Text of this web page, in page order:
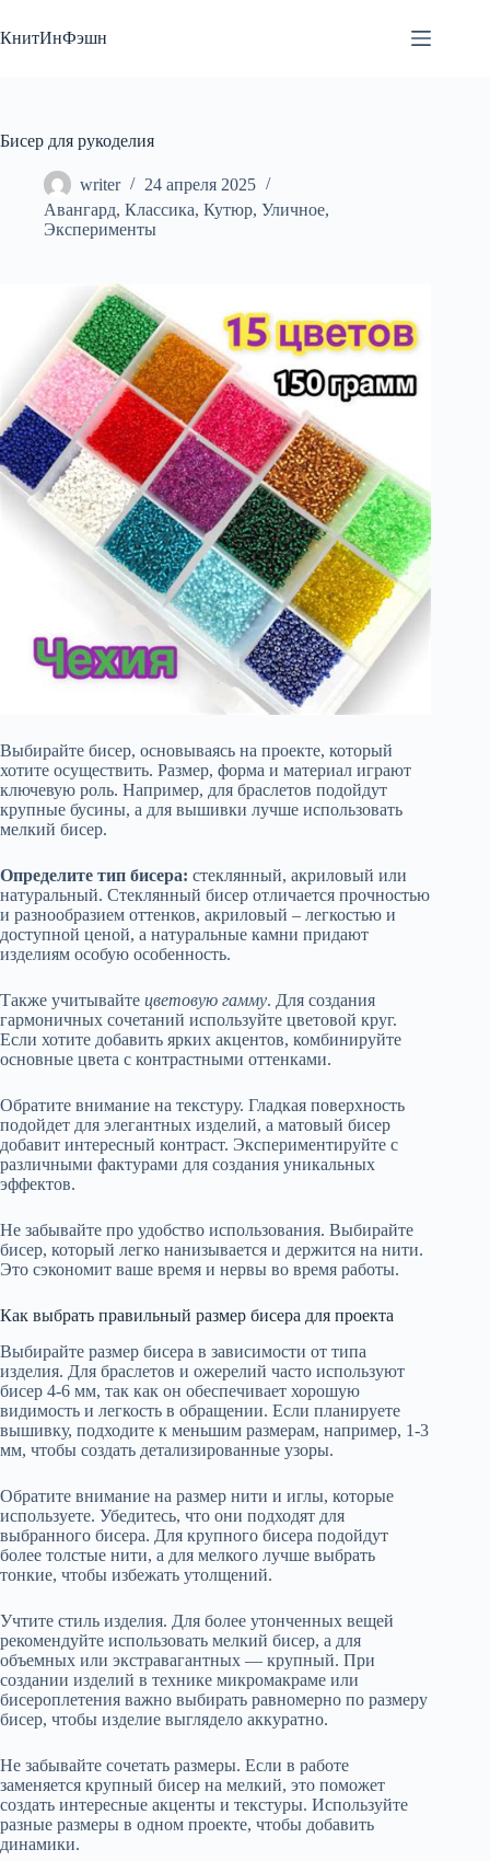
к
сути
КнитИнФэшн
Бисер для рукоделия
writer
24 апреля 2025
Авангард, Классика, Кутюр, Уличное,
Эксперименты
Выбирайте бисер, основываясь на проекте, который
хотите осуществить. Размер, форма и материал играют
ключевую роль. Например, для браслетов подойдут
крупные бусины, а для вышивки лучше использовать
мелкий бисер.
Определите тип бисера: стеклянный, акриловый или
натуральный. Стеклянный бисер отличается прочностью
и разнообразием оттенков, акриловый – легкостью и
доступной ценой, а натуральные камни придают
изделиям особую особенность.
Также учитывайте цветовую гамму. Для создания
гармоничных сочетаний используйте цветовой круг.
Если хотите добавить ярких акцентов, комбинируйте
основные цвета с контрастными оттенками.
Обратите внимание на текстуру. Гладкая поверхность
подойдет для элегантных изделий, а матовый бисер
добавит интересный контраст. Экспериментируйте с
различными фактурами для создания уникальных
эффектов.
Не забывайте про удобство использования. Выбирайте
бисер, который легко нанизывается и держится на нити.
Это сэкономит ваше время и нервы во время работы.
Как выбрать правильный размер бисера для проекта
Выбирайте размер бисера в зависимости от типа
изделия. Для браслетов и ожерелий часто используют
бисер 4-6 мм, так как он обеспечивает хорошую
видимость и легкость в обращении. Если планируете
вышивку, подходите к меньшим размерам, например, 1-3
мм, чтобы создать детализированные узоры.
Обратите внимание на размер нити и иглы, которые
используете. Убедитесь, что они подходят для
выбранного бисера. Для крупного бисера подойдут
более толстые нити, а для мелкого лучше выбрать
тонкие, чтобы избежать утолщений.
Учтите стиль изделия. Для более утонченных вещей
рекомендуйте использовать мелкий бисер, а для
объемных или экстравагантных — крупный. При
создании изделий в технике микромакраме или
бисероплетения важно выбирать равномерно по размеру
бисер, чтобы изделие выглядело аккуратно.
Не забывайте сочетать размеры. Если в работе
заменяется крупный бисер на мелкий, это поможет
создать интересные акценты и текстуры. Используйте
разные размеры в одном проекте, чтобы добавить
динамики.